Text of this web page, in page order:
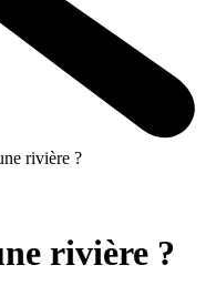
rivière ?
rivière ?